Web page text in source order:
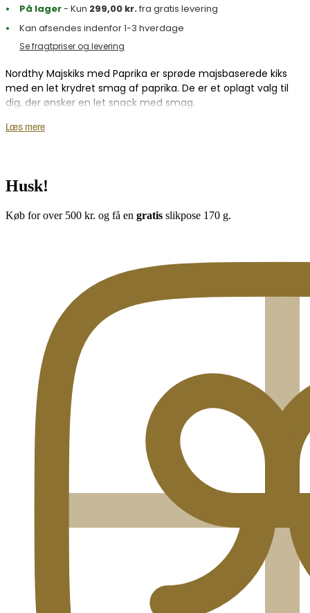
På lager- Kun 299,00 kr.fra gratis levering
Kan afsendes indenfor 1-3 hverdage
Se fragtpriser og levering
Nordthy Majskiks med Paprika er sprøde majsbaserede kiks
med en let krydret smag af paprika. De er et oplagt valg til
dig, der ønsker en let snack med smag.
Den karakteristiske paprika giver en mild, røget
med dip og grøntsager.
Læs mere
Husk!
Køb for over 500 kr. og få en gratis slikpose 170 g.